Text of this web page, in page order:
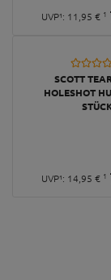
UVP¹: 11, 95 € 1
SCOTT
HOLESHOT
UVP¹: 14, 95 € 1